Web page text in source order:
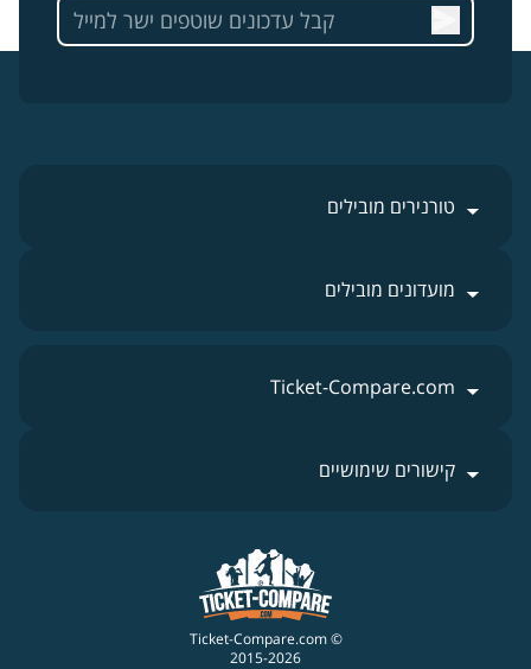
טורנירים מובילים
מועדונים מובילים
© Ticket-Compare.com
2015-2026
Ticket-Compare.com
קישורים שימושיים